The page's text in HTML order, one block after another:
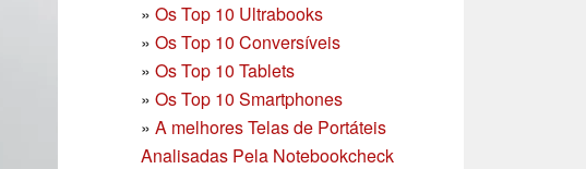
» Os Top 10 Ultrabooks
» Os Top 10 Conversíveis
» Os Top 10 Tablets
» Os Top 10 Smartphones
» A melhores Telas de Portáteis
Analisadas Pela Notebookcheck